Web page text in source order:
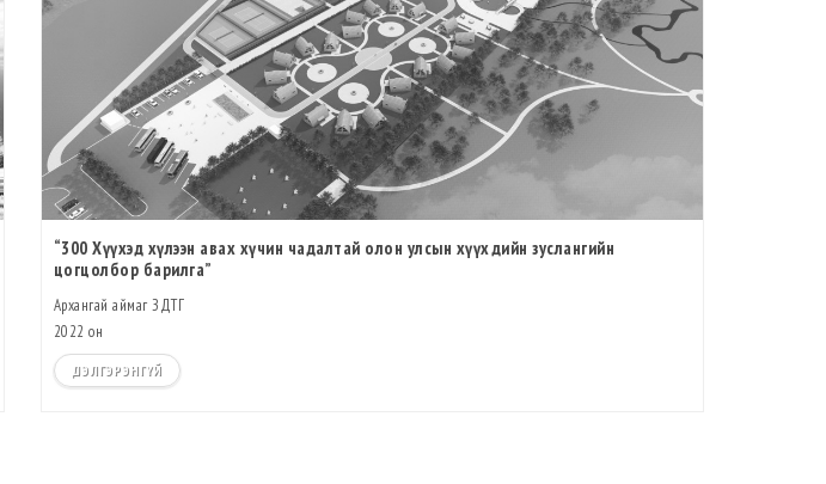
“300 Хүүхэд хүлээн авах хүчин чадалтай олон улсын хүүхдийн зуслангийн
цогцолбор барилга”
Архангай аймаг ЗДТГ
2022 он
ДЭЛГЭРЭНГҮЙ